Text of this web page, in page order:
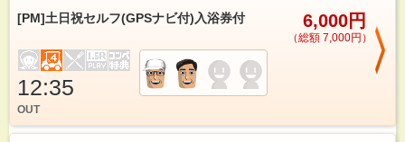
[PM]土日祝セルフ(GPSナビ付)入浴券付 6,000円
（総額 7,000円）
12:35
OUT